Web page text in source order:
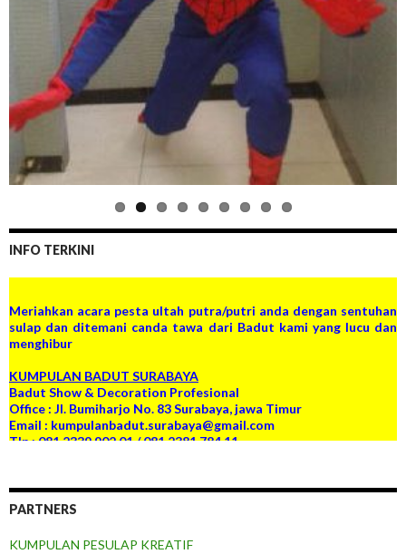
INFO TERKINI
sulap dan ditemani canda tawa dari Badut kami yang lucu dan
menghibur
KUMPULAN BADUT SURABAYA
Badut Show & Decoration Profesional
Office : Jl. Bumiharjo No. 83 Surabaya, jawa Timur
Email : kumpulanbadut.surabaya@gmail.com
Tlp : 081 2339 902 01 / 081 2381 784 11
PIN BB : D91A176B
PARTNERS
KUMPULAN PESULAP KREATIF